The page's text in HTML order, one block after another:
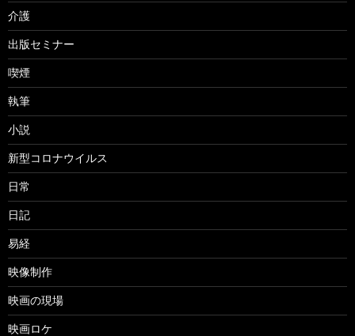
介護
出版セミナー
喫煙
執筆
小説
新型コロナウイルス
日常
日記
易経
映像制作
映画の現場
映画ロケ